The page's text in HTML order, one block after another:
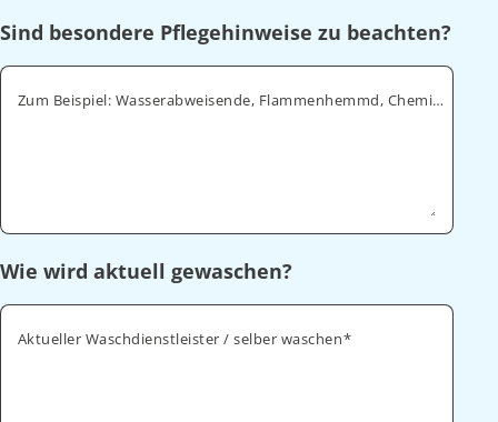
Sind besondere Pflegehinweise zu beachten?
Zum Beispiel: Wasserabweisende, Flammenhemmd, Chemikalienabweisende
Wie wird aktuell gewaschen?
Aktueller Waschdienstleister / selber waschen